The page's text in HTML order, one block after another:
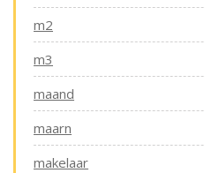
m2
m3
maand
maarn
makelaar